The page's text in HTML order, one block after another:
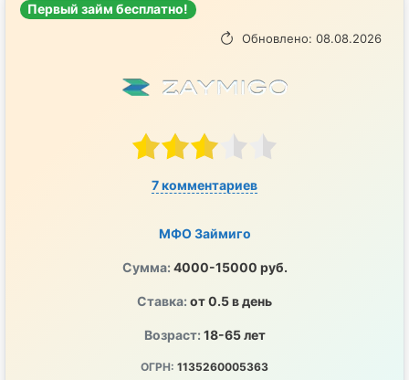
Первый займ бесплатно!
Обновлено: 08.08.2026
7 комментариев
МФО Займиго
Сумма: 4000-15000 руб.
Ставка: от 0.5 в день
Возраст: 18-65 лет
ОГРН: 1135260005363